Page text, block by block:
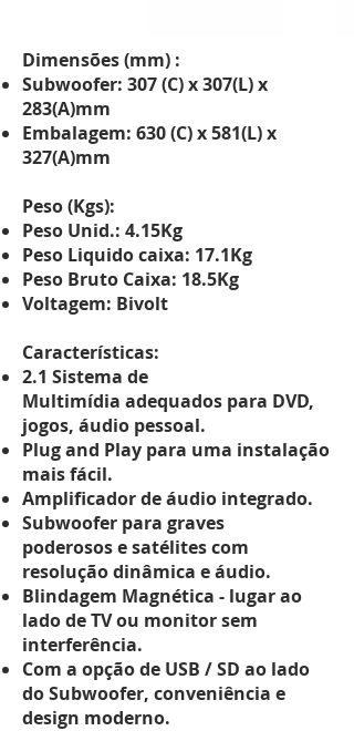
Dimensões (mm) :
Subwoofer: 307 (C) x 307(L) x
283(A)mm
Embalagem: 630 (C) x 581(L) x
327(A)mm
Peso (Kgs):
Peso Unid.: 4.15Kg
Peso Liquido caixa: 17.1Kg
Peso Bruto Caixa: 18.5Kg
Voltagem: Bivolt
Características:
2.1 Sistema de
Multimídia adequados para DVD,
jogos, áudio pessoal.
Plug and Play para uma instalação
mais fácil.
Amplificador de áudio integrado.
Subwoofer para graves
poderosose satélites com
resolução dinâmica e áudio.
Blindagem Magnética - lugar ao
lado de TV ou monitor sem
interferência.
Com a opção de USB / SD ao lado
do Subwoofer, conveniência e
design moderno.